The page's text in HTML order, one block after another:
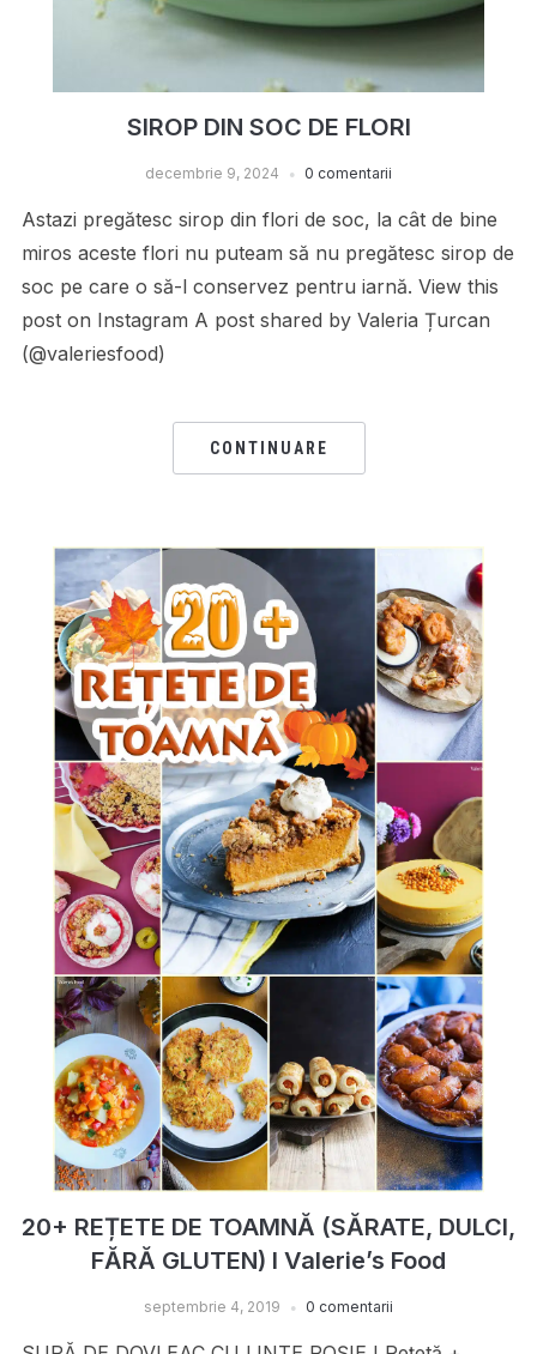
SIROP DIN SOC DE FLORI
decembrie 9, 2024 0 comentarii
Astazi pregătesc sirop din flori de soc, la cât de bine
miros aceste flori nu puteam să nu pregătesc sirop de
soc pe care o să-l conservez pentru iarnă. View this
post on Instagram A post shared by Valeria Țurcan
(@valeriesfood)
CONTINUARE
20+ REȚETE DE TOAMNĂ (SĂRATE, DULCI,
FĂRĂ GLUTEN) I Valerie’s Food
septembrie 4, 2019 0 comentarii